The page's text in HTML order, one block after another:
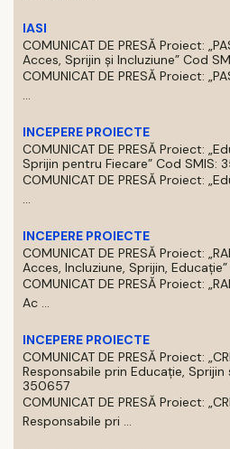
IASI
COMUNICAT DE PRESĂ Proiect:
Acces, Sprijin și Incluziune” Cod
COMUNICAT DE PRESĂ Proiect:
...
INCEPERE PROIECTE
COMUNICAT DE PRESĂ Proiect:
Sprijin pentru Fiecare” Cod SMIS:
COMUNICAT DE PRESĂ Proiect:
...
INCEPERE PROIECTE
COMUNICAT DE PRESĂ Proiect:
Acces, Incluziune, Sprijin,
COMUNICAT DE PRESĂ Proiect:
Ac ...
INCEPERE PROIECTE
COMUNICAT DE PRESĂ Proiect:
Responsabile prin Educație, Sprijin
350657
COMUNICAT DE PRESĂ Proiect:
Responsabile pri ...